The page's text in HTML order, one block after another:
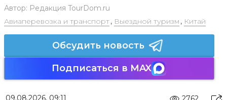
Автор: Редакция TourDom.ru
Авиаперевозка и транспорт, Выездной туризм , Китай
Обсудить новость
Подписаться в MAX
09.08.2026, 09:11